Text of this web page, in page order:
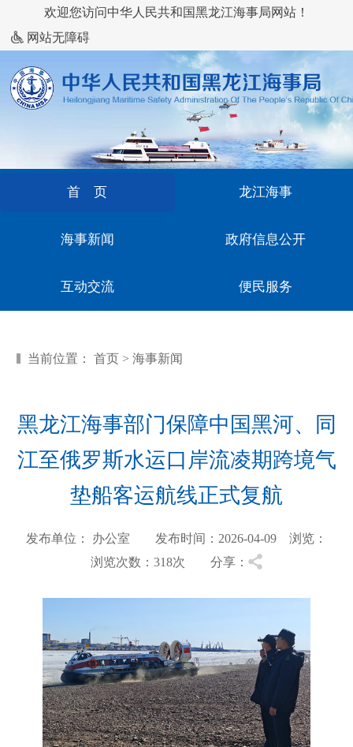
欢迎您访问中华人民共和国黑龙江海事局网站！
网站无障碍
首 页 龙江海事
海事新闻 政府信息公开
互动交流 便民服务
当前位置： 首页 > 海事新闻
黑龙江海事部门保障中国黑河、同
江至俄罗斯水运口岸流凌期跨境气
垫船客运航线正式复航
发布单位： 办公室 发布时间：2026-04-09 浏览：
浏览次数：318次 分享：